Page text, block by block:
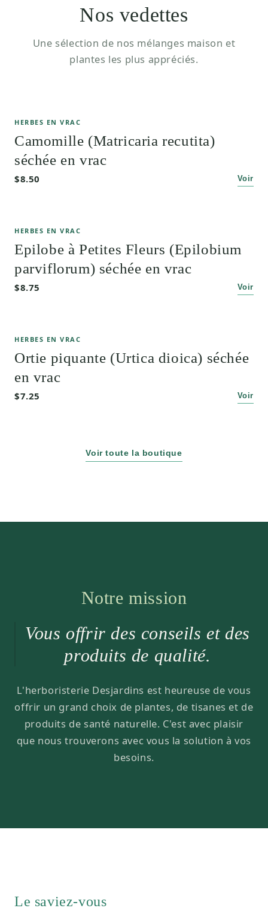
Nos vedettes
Une sélection de nos mélanges maison et
plantes les plus appréciés.
HERBES EN VRAC
Camomille (Matricaria recutita)
séchée en vrac
$8.50 Voir
HERBES EN VRAC
Epilobe à Petites Fleurs (Epilobium
parviflorum) séchée en vrac
$8.75 Voir
HERBES EN VRAC
Ortie piquante (Urtica dioica) séchée
en vrac
$7.25 Voir
Voir toute la boutique
Notre mission
Vous offrir des conseils et des
produits de qualité.
L'herboristerie Desjardins est heureuse de vous
offrir un grand choix de plantes, de tisanes et de
produits de santé naturelle. C'est avec plaisir
que nous trouverons avec vous la solution à vos
besoins.
Le saviez-vous